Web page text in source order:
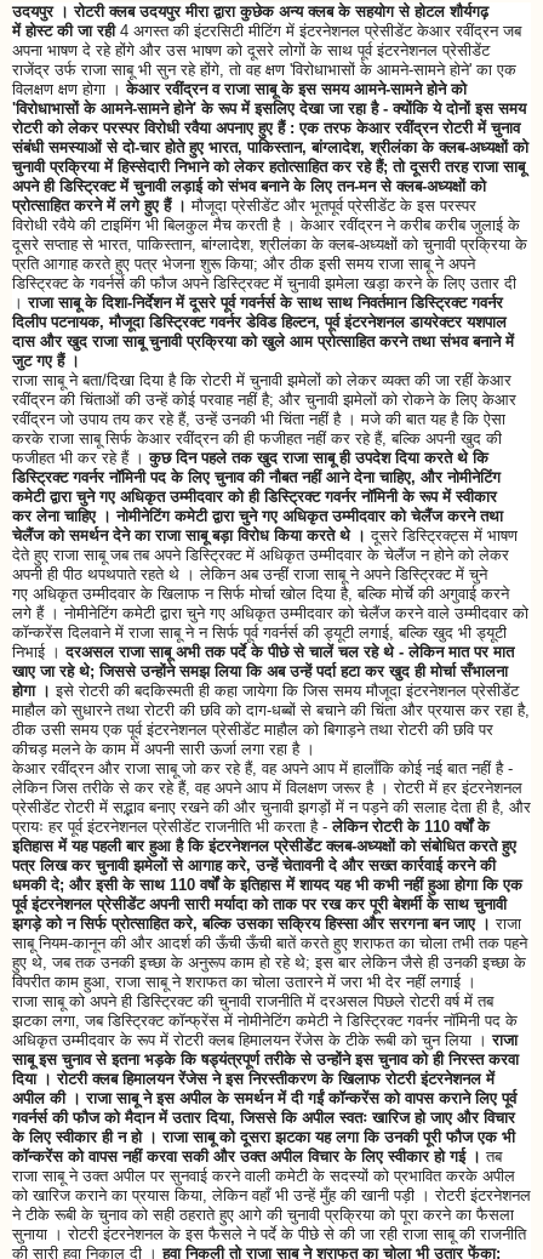
उदयपुर । रोटरी क्लब उदयपुर मीरा द्वारा कुछेक अन्य क्लब के सहयोग से होटल शौर्यगढ़
में होस्ट की जा रही 4 अगस्त की इंटरसिटी मीटिंग में इंटरनेशनल प्रेसीडेंट केआर रवींद्रन जब
अपना भाषण दे रहे होंगे और उस भाषण को दूसरे लोगों के साथ पूर्व इंटरनेशनल प्रेसीडेंट
राजेंद्र उर्फ राजा साबू भी सुन रहे होंगे, तो वह क्षण 'विरोधाभासों के आमने-सामने होने' का एक
विलक्षण क्षण होगा ।केआर रवींद्रन व राजा साबू के इस समय आमने-सामने होने को
'विरोधाभासों के आमने-सामने होने' के रूप में इसलिए देखा जा रहा है - क्योंकि ये दोनों इस समय
रोटरी को लेकर परस्पर विरोधी रवैया अपनाए हुए हैं : एक तरफ केआर रवींद्रन रोटरी में चुनाव
संबंधी समस्याओं से दो-चार होते हुए भारत, पाकिस्तान, बांग्लादेश, श्रीलंका के क्लब-अध्यक्षों को
चुनावी प्रक्रिया में हिस्सेदारी निभाने को लेकर हतोत्साहित कर रहे हैं; तो दूसरी तरह राजा साबू
अपने ही डिस्ट्रिक्ट में चुनावी लड़ाई को संभव बनाने के लिए तन-मन से क्लब-अध्यक्षों को
प्रोत्साहित करने में लगे हुए हैं । मौजूदा प्रेसीडेंट और भूतपूर्व प्रेसीडेंट के इस परस्पर
विरोधी रवैये की टाइमिंग भी बिलकुल मैच करती है । केआर रवींद्रन ने करीब करीब जुलाई के
दूसरे सप्ताह से भारत, पाकिस्तान, बांग्लादेश, श्रीलंका के क्लब-अध्यक्षों को चुनावी प्रक्रिया के
प्रति आगाह करते हुए पत्र भेजना शुरू किया; और ठीक इसी समय राजा साबू ने अपने
डिस्ट्रिक्ट के गवर्नर्स की फौज अपने डिस्ट्रिक्ट में चुनावी झमेला खड़ा करने के लिए उतार दी
।राजा साबू के दिशा-निर्देशन में दूसरे पूर्व गवर्नर्स के साथ साथ निवर्तमान डिस्ट्रिक्ट गवर्नर
दिलीप पटनायक, मौजूदा डिस्ट्रिक्ट गवर्नर डेविड हिल्टन, पूर्व इंटरनेशनल डायरेक्टर यशपाल
दास और खुद राजा साबू चुनावी प्रक्रिया को खुले आम प्रोत्साहित करने तथा संभव बनाने में
जुट गए हैं ।
राजा साबू ने बता/दिखा दिया है कि रोटरी में चुनावी झमेलों को लेकर व्यक्त की जा रहीं केआर
रवींद्रन की चिंताओं की उन्हें कोई परवाह नहीं है; और चुनावी झमेलों को रोकने के लिए केआर
रवींद्रन जो उपाय तय कर रहे हैं, उन्हें उनकी भी चिंता नहीं है । मजे की बात यह है कि ऐसा
करके राजा साबू सिर्फ केआर रवींद्रन की ही फजीहत नहीं कर रहे हैं, बल्कि अपनी खुद की
फजीहत भी कर रहे हैं ।कुछ दिन पहले तक खुद राजा साबू ही उपदेश दिया करते थे कि
डिस्ट्रिक्ट गवर्नर नॉमिनी पद के लिए चुनाव की नौबत नहीं आने देना चाहिए, और नोमीनेटिंग
कमेटी द्वारा चुने गए अधिकृत उम्मीदवार को ही डिस्ट्रिक्ट गवर्नर नॉमिनी के रूप में स्वीकार
कर लेना चाहिए । नोमीनेटिंग कमेटी द्वारा चुने गए अधिकृत उम्मीदवार को चेलैंज करने तथा
चेलैंज को समर्थन देने का राजा साबू बड़ा विरोध किया करते थे । दूसरे डिस्ट्रिक्ट्स में भाषण
देते हुए राजा साबू जब तब अपने डिस्ट्रिक्ट में अधिकृत उम्मीदवार के चेलैंज न होने को लेकर
अपनी ही पीठ थपथपाते रहते थे । लेकिन अब उन्हीं राजा साबू ने अपने डिस्ट्रिक्ट में चुने
गए अधिकृत उम्मीदवार के खिलाफ न सिर्फ मोर्चा खोल दिया है, बल्कि मोर्चे की अगुवाई करने
लगे हैं । नोमीनेटिंग कमेटी द्वारा चुने गए अधिकृत उम्मीदवार को चेलैंज करने वाले उम्मीदवार को
कॉन्करेंस दिलवाने में राजा साबू ने न सिर्फ पूर्व गवर्नर्स की ड्यूटी लगाई, बल्कि खुद भी ड्यूटी
निभाई ।दरअसल राजा साबू अभी तक पर्दे के पीछे से चालें चल रहे थे - लेकिन मात पर मात
खाए जा रहे थे; जिससे उन्होंने समझ लिया कि अब उन्हें पर्दा हटा कर खुद ही मोर्चा सँभालना
होगा । इसे रोटरी की बदकिस्मती ही कहा जायेगा कि जिस समय मौजूदा इंटरनेशनल प्रेसीडेंट
माहौल को सुधारने तथा रोटरी की छवि को दाग-धब्बों से बचाने की चिंता और प्रयास कर रहा है,
ठीक उसी समय एक पूर्व इंटरनेशनल प्रेसीडेंट माहौल को बिगाड़ने तथा रोटरी की छवि पर
कीचड़ मलने के काम में अपनी सारी ऊर्जा लगा रहा है ।
केआर रवींद्रन और राजा साबू जो कर रहे हैं, वह अपने आप में हालाँकि कोई नई बात नहीं है -
लेकिन जिस तरीके से कर रहे हैं, वह अपने आप में विलक्षण जरूर है । रोटरी में हर इंटरनेशनल
प्रेसीडेंट रोटरी में सद्भाव बनाए रखने की और चुनावी झगड़ों में न पड़ने की सलाह देता ही है, और
प्रायः हर पूर्व इंटरनेशनल प्रेसीडेंट राजनीति भी करता है -लेकिन रोटरी के 110 वर्षों के
इतिहास में यह पहली बार हुआ है कि इंटरनेशनल प्रेसीडेंट क्लब-अध्यक्षों को संबोधित करते हुए
पत्र लिख कर चुनावी झमेलों से आगाह करे, उन्हें चेतावनी दे और सख्त कार्रवाई करने की
धमकी दे; और इसी के साथ 110 वर्षों के इतिहास में शायद यह भी कभी नहीं हुआ होगा कि एक
पूर्व इंटरनेशनल प्रेसीडेंट अपनी सारी मर्यादा को ताक पर रख कर पूरी बेशर्मी के साथ चुनावी
झगड़े को न सिर्फ प्रोत्साहित करे, बल्कि उसका सक्रिय हिस्सा और सरगना बन जाए । राजा
साबू नियम-कानून की और आदर्श की ऊँची ऊँची बातें करते हुए शराफत का चोला तभी तक पहने
हुए थे, जब तक उनकी इच्छा के अनुरूप काम हो रहे थे; इस बार लेकिन जैसे ही उनकी इच्छा के
विपरीत काम हुआ, राजा साबू ने शराफत का चोला उतारने में जरा भी देर नहीं लगाई ।
राजा साबू को अपने ही डिस्ट्रिक्ट की चुनावी राजनीति में दरअसल पिछले रोटरी वर्ष में तब
झटका लगा, जब डिस्ट्रिक्ट कॉन्फ्रेंस में नोमीनेटिंग कमेटी ने डिस्ट्रिक्ट गवर्नर नॉमिनी पद के
अधिकृत उम्मीदवार के रूप में रोटरी क्लब हिमालयन रेंजेस के टीके रूबी को चुन लिया ।राजा
साबू इस चुनाव से इतना भड़के कि षड्यंत्रपूर्ण तरीके से उन्होंने इस चुनाव को ही निरस्त करवा
दिया । रोटरी क्लब हिमालयन रेंजेस ने इस निरस्तीकरण के खिलाफ रोटरी इंटरनेशनल में
अपील की । राजा साबू ने इस अपील के समर्थन में दी गईं कॉन्करेंस को वापस कराने लिए पूर्व
गवर्नर्स की फौज को मैदान में उतार दिया, जिससे कि अपील स्वतः खारिज हो जाए और विचार
के लिए स्वीकार ही न हो । राजा साबू को दूसरा झटका यह लगा कि उनकी पूरी फौज एक भी
कॉन्करेंस को वापस नहीं करवा सकी और उक्त अपील विचार के लिए स्वीकार हो गई । तब
राजा साबू ने उक्त अपील पर सुनवाई करने वाली कमेटी के सदस्यों को प्रभावित करके अपील
को खारिज कराने का प्रयास किया, लेकिन वहाँ भी उन्हें मुँह की खानी पड़ी । रोटरी इंटरनेशनल
ने टीके रूबी के चुनाव को सही ठहराते हुए आगे की चुनावी प्रक्रिया को पूरा करने का फैसला
सुनाया । रोटरी इंटरनेशनल के इस फैसले ने पर्दे के पीछे से की जा रही राजा साबू की राजनीति
की सारी हवा निकाल दी ।हवा निकली तो राजा साबू ने शराफत का चोला भी उतार फेंका;